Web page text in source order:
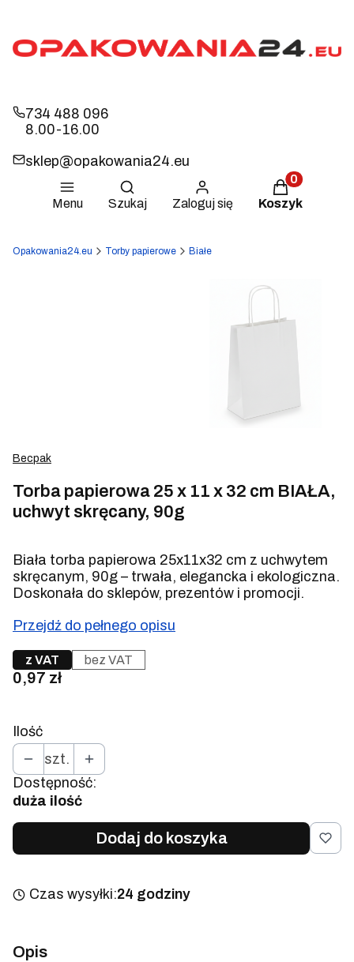
734 488 096
8.00-16.00
sklep@opakowania24.eu
Menu
Otwórz wyszukiwarkę
Szukaj Zaloguj się
Produkty w
Koszyk
Opakowania24.eu Torby papierowe Białe
Becpak
Torba papierowa 25 x 11 x 32 cm BIAŁA,
uchwyt skręcany, 90g
Biała torba papierowa 25x11x32 cm z uchwytem
skręcanym, 90g – trwała, elegancka i ekologiczna.
Doskonała do sklepów, prezentów i promocji.
Przejdź do pełnego opisu
z VAT bez VAT
Cena
0,97 zł
Ilość
szt.
Dostępność:
duża ilość
Dodaj do koszyka
Czas wysyłki:24 godziny
Opis